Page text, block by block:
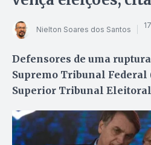
Nielton Soares dos Santos
Defensores de uma
Supremo Tribunal Federal
Superior Tribunal Eleitoral